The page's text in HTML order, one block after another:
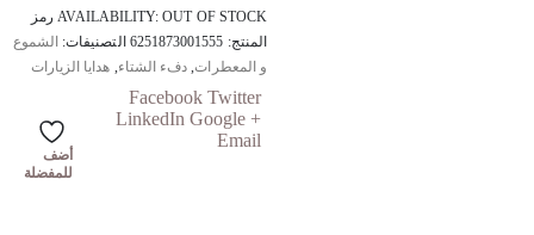
AVAILABILITY:OUT OF STOCK
رمز
المنتج: 6251873001555 التصنيفات: الشموع
و المعطرات, دفء الشتاء هدايا الزيارات
Facebook Twitter
LinkedIn Google +
Email
أضف
للمفضلة